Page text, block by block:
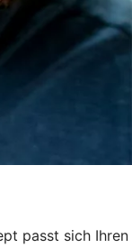
passt sich Ihren